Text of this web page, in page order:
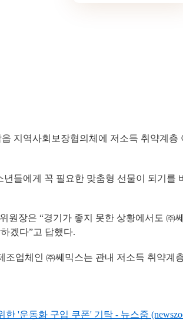
지역사회보장협의체에 저소득 취약계
년들에게 꼭 필요한 맞춤형 선물이 되기
원장은 “경기가 좋지 못한 상황에서도
겠다”고 답했다.
업체인 ㈜쎄믹스는 관내 저소득 취약
'운동화 구입 쿠폰' 기탁 - 뉴스줌